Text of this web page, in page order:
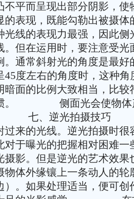
不平而呈现出部分阴影，使
的表现，既能勾勒出被摄体
光线的表现力最强，因此侧
。但在运用时，要注意受光
。通常斜射光的角度是最好
45度左右的角度时，这种角
暗面的比例大致相当，比较
惯。 侧面光会使物体
七、逆光拍摄技
过来的光线。逆光拍摄时很
对于曝光的把握相对困难一
摄影。但是逆光的艺术效果
体外缘镶上一条动人的轮
）。如果处理适当，便可创